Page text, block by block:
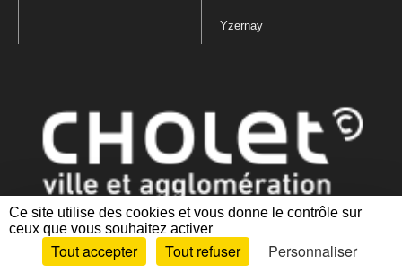
Ce site utilise des cookies et vous donne le contrôle sur
ceux que vous souhaitez activer
Tout accepter Tout refuser
Personnaliser
Yzernay
Mentions légales|Politique de confidentialité
des cookies |Plan du site Accessibilité : partiellement conforme